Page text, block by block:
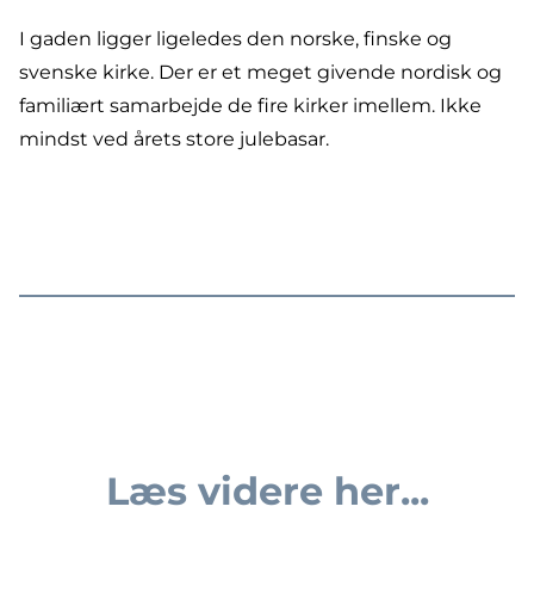
I gaden ligger ligeledes den norske, finske og
svenske kirke. Der er et meget givende nordisk og
familiært samarbejde de fire kirker imellem. Ikke
mindst ved årets store julebasar.
Læs videre her...